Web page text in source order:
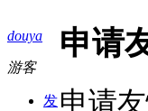
douya
游客
发
申请
申请